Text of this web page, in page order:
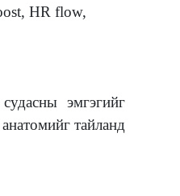
HR flow,
эмгэгийг
тайланд